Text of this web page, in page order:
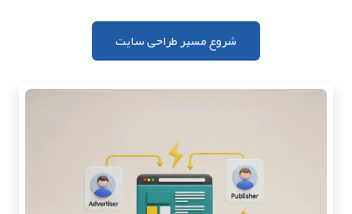
شروع مسیر طراحی سایت